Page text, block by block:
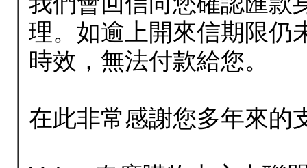
理。如逾上開來信期限仍
時效，無法付款給您。
在此非常感謝您多年來的